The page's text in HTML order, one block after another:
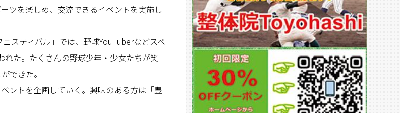
ツを楽しめ、交流できるイベントを実施し
スティバル」では、野球YouTuberなどスペ
れた。たくさんの野球少年・少女たちが笑
できた。
ントを企画していく。興味のある方は「豊